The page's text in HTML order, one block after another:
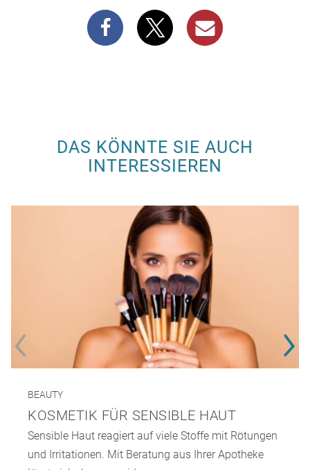
DAS KÖNNTE SIE AUCH
INTERESSIEREN
BEAUTY
KOSMETIK FÜR SENSIBLE HAUT
Sensible Haut reagiert auf viele Stoffe mit Rötungen
und Irritationen. Mit Beratung aus Ihrer Apotheke